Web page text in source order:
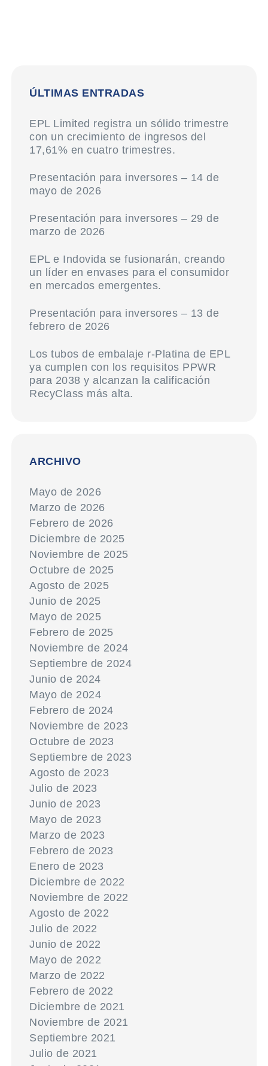
ÚLTIMAS ENTRADAS
EPL Limited registra un sólido trimestre
con un crecimiento de ingresos del
17,61% en cuatro trimestres.
Presentación para inversores – 14 de
mayo de 2026
Presentación para inversores – 29 de
marzo de 2026
EPL e Indovida se fusionarán, creando
un líder en envases para el consumidor
en mercados emergentes.
Presentación para inversores – 13 de
febrero de 2026
Los tubos de embalaje r-Platina de EPL
ya cumplen con los requisitos PPWR
para 2038 y alcanzan la calificación
RecyClass más alta.
ARCHIVO
Mayo de 2026
Marzo de 2026
Febrero de 2026
Diciembre de 2025
Noviembre de 2025
Octubre de 2025
Agosto de 2025
Junio de 2025
Mayo de 2025
Febrero de 2025
Noviembre de 2024
Septiembre de 2024
Junio de 2024
Mayo de 2024
Febrero de 2024
Noviembre de 2023
Octubre de 2023
Septiembre de 2023
Agosto de 2023
Julio de 2023
Junio de 2023
Mayo de 2023
Marzo de 2023
Febrero de 2023
Enero de 2023
Diciembre de 2022
Noviembre de 2022
Agosto de 2022
Julio de 2022
Junio de 2022
Mayo de 2022
Marzo de 2022
Febrero de 2022
Diciembre de 2021
Noviembre de 2021
Septiembre 2021
Julio de 2021